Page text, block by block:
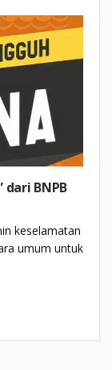
dari BNPB
keselamatan
umum untuk